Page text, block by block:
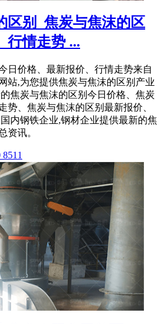
区别_焦炭与焦沫的区
行情走势 ...
日价格、最新报价、行情走势来自
站,为您提供焦炭与焦沫的区别产业
焦炭与焦沫的区别今日价格、焦炭
势、焦炭与焦沫的区别最新报价、
内钢铁企业,钢材企业提供最新的焦
资讯。